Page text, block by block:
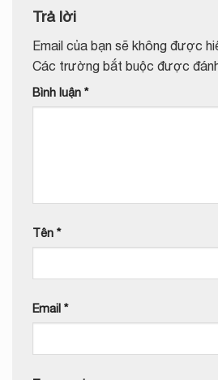
Trả lời
Email của bạn sẽ không được
Các trường bắt buộc được
Bình luận *
Tên *
Email *